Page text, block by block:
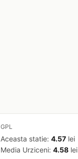
GPL
Aceasta statie: 4.57lei
Media Urziceni: 4.58lei